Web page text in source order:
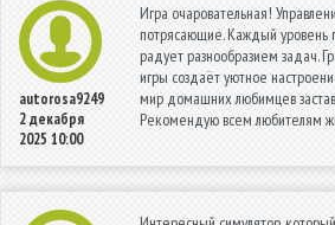
autorosa9249
2 декабря
2025 10:00
Игра очаровательная!
потрясающие. Каждый уровень
радует разнообразием задач.
игры создаёт уютное
мир домашних любимцев
Рекомендую всем любителям